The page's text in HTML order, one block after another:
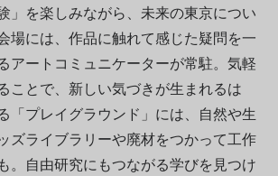
」を楽しみながら、未来の東京につい
場には、作品に触れて感じた疑問を一
アートコミュニケーターが常駐。気軽
ことで、新しい気づきが生まれるは
「プレイグラウンド」には、自然や生
ズライブラリーや廃材をつかって工作
。自由研究にもつながる学びを見つけ